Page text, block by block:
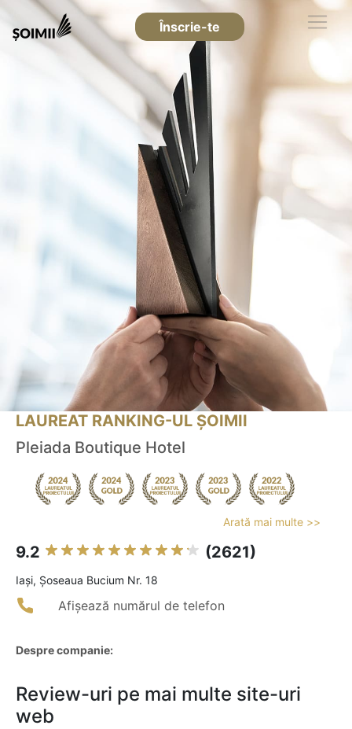
Înscrie-te
LAUREAT RANKING-UL ȘOIMII
Pleiada Boutique Hotel
Arată mai multe >>
9.2 (2621)
Iaşi, Șoseaua Bucium Nr. 18
Afișează numărul de telefon
Despre companie:
Review-uri pe mai multe site-uri
web